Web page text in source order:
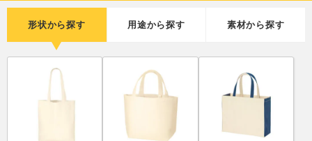
形状から探す 用途から探す 素材から探す